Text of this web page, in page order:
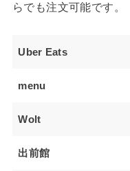
らでも注文可能です。
Uber Eats
menu
Wolt
出前館